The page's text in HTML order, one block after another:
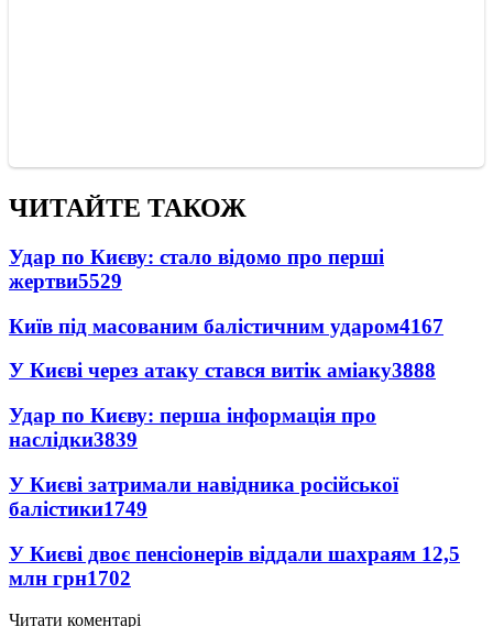
ЧИТАЙТЕ ТАКОЖ
Удар по Києву: стало відомо про перші
жертви5529
Київ під масованим балістичним ударом4167
У Києві через атаку стався витік аміаку3888
Удар по Києву: перша інформація про
наслідки3839
У Києві затримали навідника російської
балістики1749
У Києві двоє пенсіонерів віддали шахраям 12,5
млн грн1702
Читати коментарі